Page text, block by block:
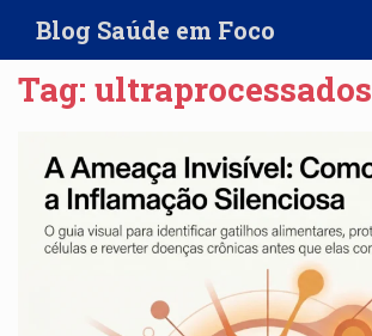
i
Blog Saúde em Foco
Tag: ultraprocessados